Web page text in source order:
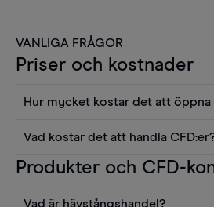
VANLIGA FRÅGOR
Priser och kostnader
Hur mycket kostar det att
använda sådana verktyg som
aktierapporter utan kostnad.
Vad kostar det att handla
Det är en rad kostnader att tänka
innehavskostnader (för positioner
Produkter och CFD-
Vad är hävstångshandel?